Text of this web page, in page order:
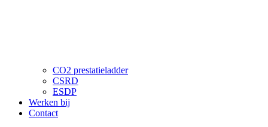
CO2 prestatieladder
CSRD
ESDP
Werken bij
Contact